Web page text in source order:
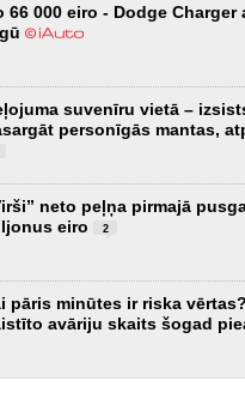
66 000 eiro - Dodge
suvenīru vietā –
personīgās mantas,
neto peļņa pirmajā
eiro
2
pāris minūtes ir riska
avāriju skaits šogad